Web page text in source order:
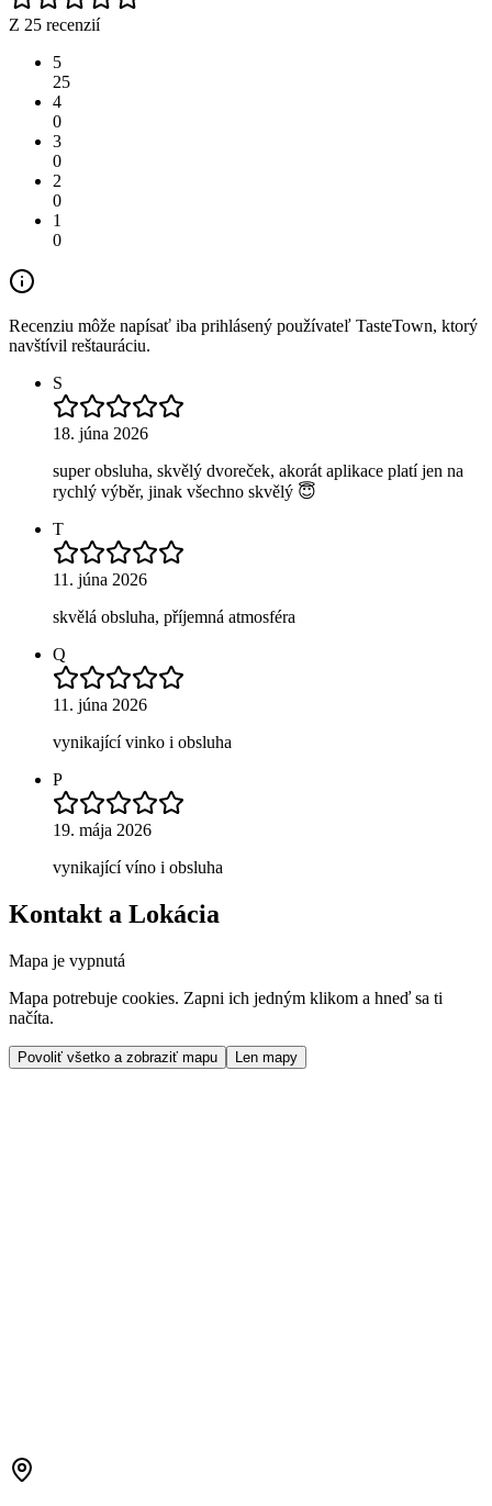
Z 25 recenzií
5
25
4
0
3
0
2
0
1
0
Recenziu môže napísať iba prihlásený používateľ TasteTown, ktorý
navštívil reštauráciu.
S
18. júna 2026
super obsluha, skvělý dvoreček, akorát aplikace platí jen na
rychlý výběr, jinak všechno skvělý 😇
T
11. júna 2026
skvělá obsluha, příjemná atmosféra
Q
11. júna 2026
vynikající vinko i obsluha
P
19. mája 2026
vynikající víno i obsluha
Kontakt a Lokácia
Mapa je vypnutá
Mapa potrebuje cookies. Zapni ich jedným klikom a hneď sa ti
načíta.
Povoliť všetko a zobraziť mapu Len mapy